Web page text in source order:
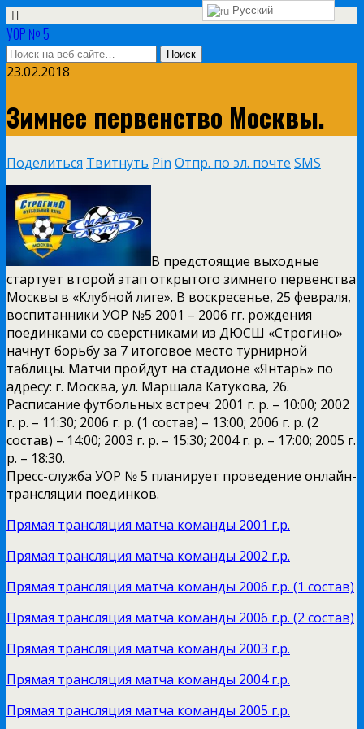
УОР № 5
23.02.2018
Зимнее первенство Москвы.
Поделиться Твитнуть Pin Отпр. по эл. почте SMS
В предстоящие выходные
стартует второй этап открытого зимнего первенства
Москвы в «Клубной лиге». В воскресенье, 25 февраля,
воспитанники УОР №5 2001 – 2006 гг. рождения
поединками со сверстниками из ДЮСШ «Строгино»
начнут борьбу за 7 итоговое место турнирной
таблицы. Матчи пройдут на стадионе «Янтарь» по
адресу: г. Москва, ул. Маршала Катукова, 26.
Расписание футбольных встреч: 2001 г. р. – 10:00; 2002
г. р. – 11:30; 2006 г. р. (1 состав) – 13:00; 2006 г. р. (2
состав) – 14:00; 2003 г. р. – 15:30; 2004 г. р. – 17:00; 2005 г.
р. – 18:30.
Пресс-служба УОР № 5 планирует проведение онлайн-
трансляции поединков.
Прямая трансляция матча команды 2001 г.р.
Прямая трансляция матча команды 2002 г.р.
Прямая трансляция матча команды 2006 г.р. (1 состав)
Прямая трансляция матча команды 2006 г.р. (2 состав)
Прямая трансляция матча команды 2003 г.р.
Прямая трансляция матча команды 2004 г.р.
Прямая трансляция матча команды 2005 г.р.
Русский